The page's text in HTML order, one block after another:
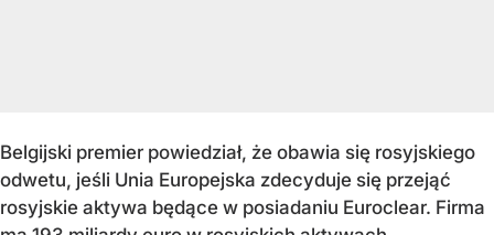
Belgijski premier powiedział, że obawia się rosyjskiego
odwetu, jeśli Unia Europejska zdecyduje się przejąć
rosyjskie aktywa będące w posiadaniu Euroclear. Firma